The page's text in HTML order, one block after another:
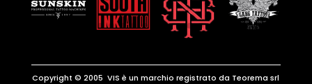
Copyright © 2005 VIS è un marchio registrato da Teorema srl